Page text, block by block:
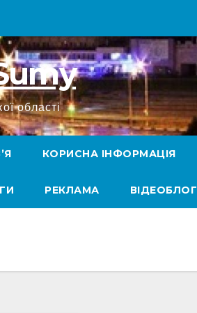
області
КОРИСНА ІНФОРМАЦІЯ
РЕКЛАМА ВІДЕОБЛОГ